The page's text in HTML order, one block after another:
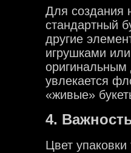
Для создания
стандартный
другие
игрушками
увлекается
«живые»
4.
Цвет